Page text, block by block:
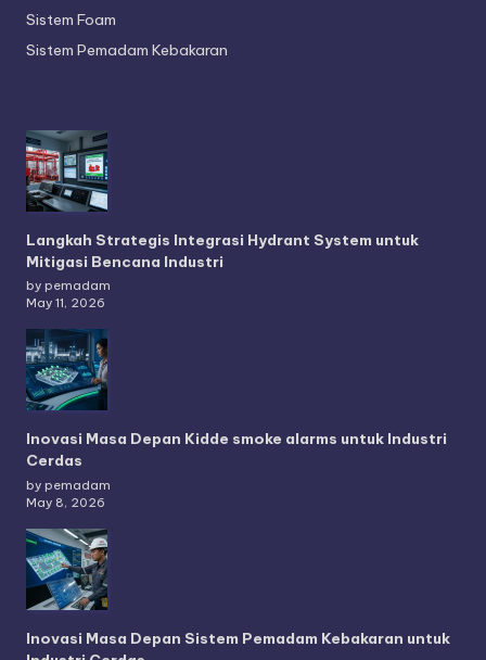
Sistem Foam
Sistem Pemadam Kebakaran
Langkah Strategis Integrasi Hydrant System untuk
Mitigasi Bencana Industri
by pemadam
May 11, 2026
Inovasi Masa Depan Kidde smoke alarms untuk Industri
Cerdas
by pemadam
May 8, 2026
Inovasi Masa Depan Sistem Pemadam Kebakaran untuk